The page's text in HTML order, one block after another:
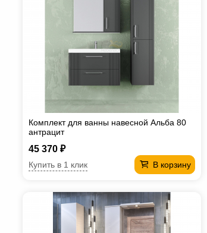
Комплект для ванны навесной Альба 80
антрацит
45 370 ₽
В корзину
Купить в 1 клик